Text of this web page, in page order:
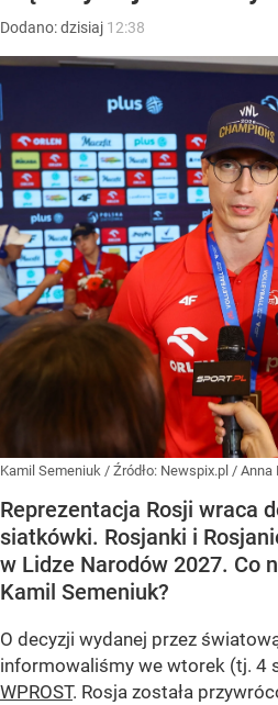
Dodano:dzisiaj 12:38
Kamil Semeniuk / Źródło: Newspix.pl / Anna
Reprezentacja Rosji wraca
siatkówki. Rosjanki i
w Lidze Narodów 2027. Co
Kamil Semeniuk?
O decyzji wydanej przez
informowaliśmy we wtorek (tj. 4
WPROST. Rosja została